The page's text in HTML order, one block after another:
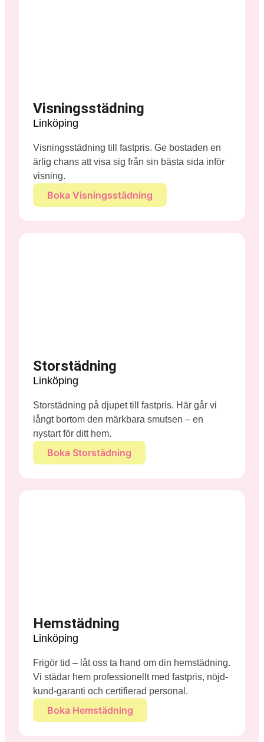
Visningsstädning
Linköping
Visningsstädning till fastpris. Ge bostaden en
ärlig chans att visa sig från sin bästa sida inför
visning.
Boka Visningsstädning
Storstädning
Linköping
Storstädning på djupet till fastpris. Här går vi
långt bortom den märkbara smutsen – en
nystart för ditt hem.
Boka Storstädning
Hemstädning
Linköping
Frigör tid – låt oss ta hand om din hemstädning.
Vi städar hem professionellt med fastpris, nöjd-
kund-garanti och certifierad personal.
Boka Hemstädning